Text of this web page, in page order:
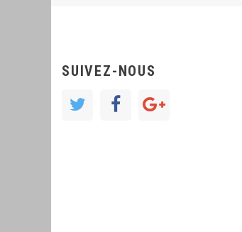
SUIVEZ-NOUS